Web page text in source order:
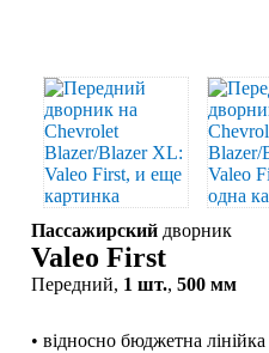
Пассажирский дворник
Valeo First
Передний, 1 шт., 500 мм
• відносно бюджетна лінійка